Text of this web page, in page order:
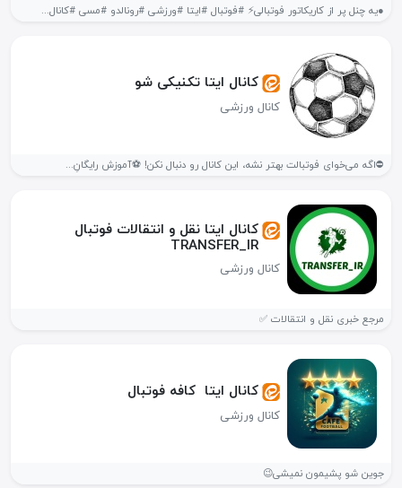
●یه چنل پر از کاریکاتور فوتبالی⚡ #فوتبال #ایتا #ورزشی #رونالدو #مسی #کانال...
کانال ایتا تکنیکی شو
کانال ورزشی
⛔️اگه می‌خوای فوتبالت بهتر نشه، این کانال رو دنبال نکن! ⚽️آموزش رایگانِ...
کانال ایتا نقل و انتقالات فوتبال
TRANSFER_IR
کانال ورزشی
مرجع خبری نقل و انتقالات ✅
کانال ایتا ️ کافه فوتبال ️
کانال ورزشی
جوین شو پشیمون نمیشی😉